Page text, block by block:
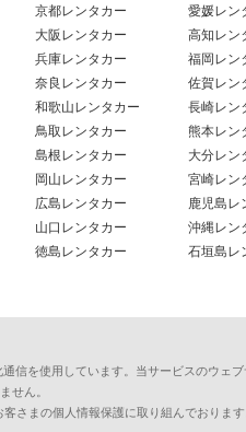
京都レンタカー
大阪レンタカー
兵庫レンタカー
奈良レンタカー
和歌山レンタカー
鳥取レンタカー
島根レンタカー
岡山レンタカー
広島レンタカー
山口レンタカー
徳島レンタカー
愛媛レン
高知レン
福岡レン
佐賀レン
長崎レン
熊本レン
大分レン
宮崎レン
鹿児島レ
沖縄レン
石垣島レ
信を使用しています。当サービスのウェブ
せん。
さまの個人情報保護に取り組んでおりま